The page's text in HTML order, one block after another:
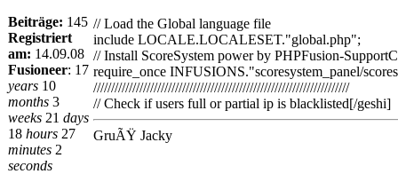
Beiträge: 145
Registriert
am: 14.09.08
Fusioneer: 17
years 10
months 3
weeks 21 days
18 hours 27
minutes 2
seconds
// Load the Global language file
include LOCALE.LOCALESET."global.php";
// Install ScoreSystem power by PHPFusion-
require_once INFUSIONS."scoresystem_panel/
////////////////////////////////////////////////////////////////////////
// Check if users full or partial ip is blacklisted[/geshi]
GruÃŸ Jacky